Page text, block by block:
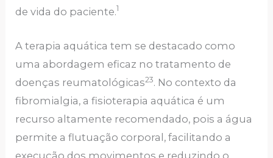
de vida do paciente.1
A terapia aquática tem se destacado como
uma abordagem eficaz no tratamento de
doenças reumatológicas23. No contexto da
fibromialgia, a fisioterapia aquática é um
recurso altamente recomendado, pois a água
permite a flutuação corporal, facilitando a
execução dos movimentos e reduzindo o